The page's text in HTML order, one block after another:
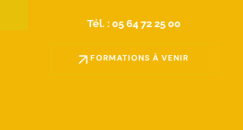
Tél. : 05 64 72 25 00
FORMATIONS À VENIR